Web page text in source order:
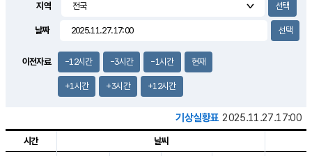
3.2m/s
지역
날짜
이전자료 -12시간 -3시간 -1시간 현재
+1시간 +3시간 +12시간
기상실황표 2025.11.27.17:00
시간 날씨